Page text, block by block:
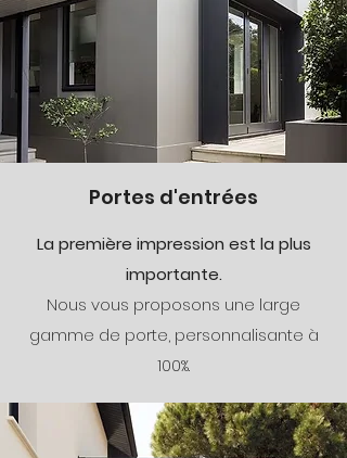
Portes d'entrées
La première impression est la plus
importante.
Nous vous proposons une large
gamme de porte, personnalisante à
100%.